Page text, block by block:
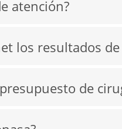
atención?
los resultados
de